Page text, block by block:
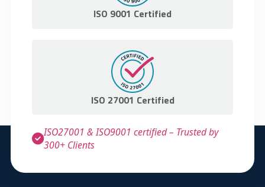
ISO 9001 Certified
ISO 27001 Certified
ISO27001 & ISO9001 certified – Trusted by
300+ Clients